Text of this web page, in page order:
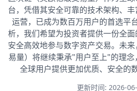
台，凭借其安全可靠的技术架构、
运营，已成为数百万用户的首选平
析，我们希望为投资者提供一份全
安全高效地参与数字资产交易。未
易量）将继续秉承"用户至上"的理
全球用户提供更加优质、安全的
更新时间: 2026-